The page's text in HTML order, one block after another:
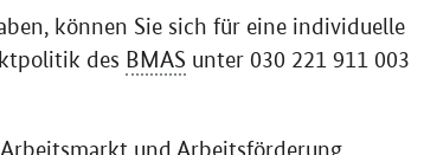
können Sie sich für eine individuelle
des BMAS unter 030 221 911 003